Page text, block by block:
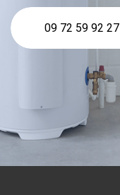
09 72 59 92 27